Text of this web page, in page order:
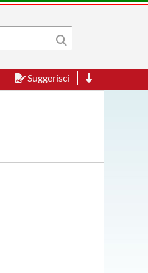
Suggerisci